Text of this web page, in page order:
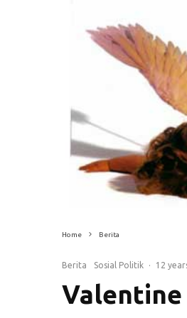
Home Berita
Berita Sosial Politik · 12
Valentine